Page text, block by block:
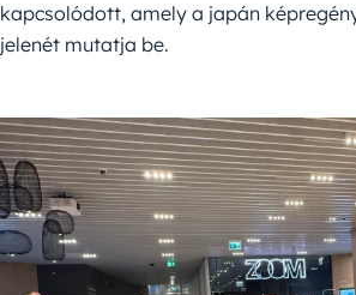
kapcsolódott, amely a japán
jelenét mutatja be.